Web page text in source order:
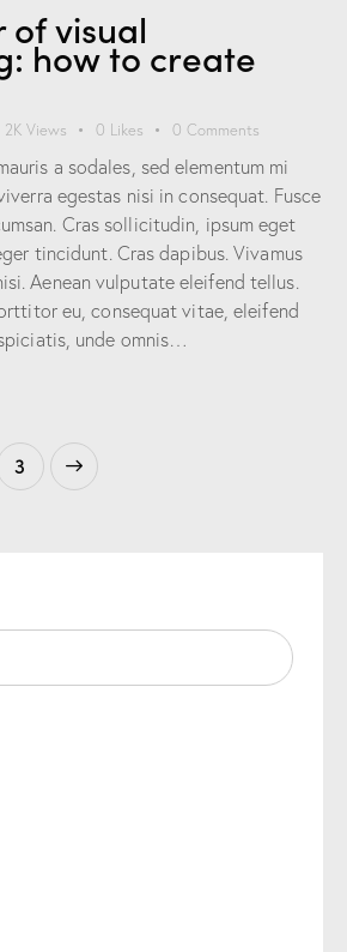
of visual
how to create
2K Views 0 Likes 0 Comments
a sodales, sed elementum mi
egestas nisi in consequat. Fusce
Cras sollicitudin, ipsum eget
tincidunt. Cras dapibus. Vivamus
Aenean vulputate eleifend tellus.
eu, consequat vitae, eleifend
unde omnis…
3